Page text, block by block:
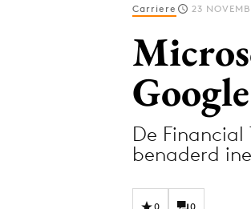
Carriere 23
Google
De
benaderd
0 0